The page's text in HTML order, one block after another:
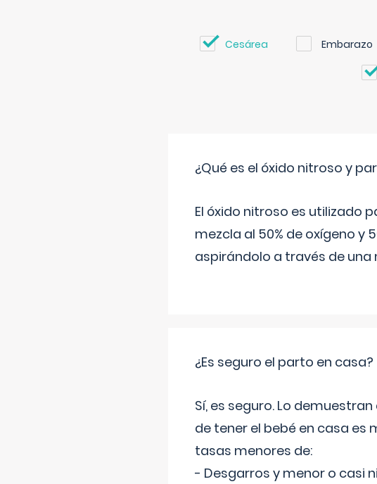
Cesárea Embarazo
¿Qué es el óxido nitroso y
El óxido nitroso es utilizado
mezcla al 50% de oxígeno y
aspirándolo a través de una
¿Es seguro el parto en casa?
Sí, es seguro. Lo
de tener el bebé en casa es
tasas menores de:
- Desgarros y menor o casi